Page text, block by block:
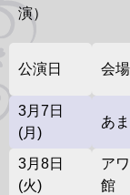
演）
公演日 会
3月7日
(月)
あ
3月8日
(火)
ア
館